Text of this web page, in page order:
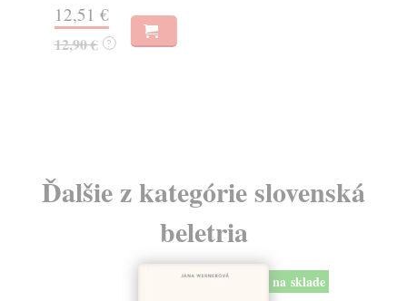
12,51 €
12,90 € ?
Ďalšie z kategórie slovenská
beletria
na sklade